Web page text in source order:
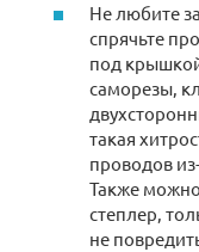
Не любите
спрячьте
под
саморезы,
такая
проводов
Также
степлер,
не